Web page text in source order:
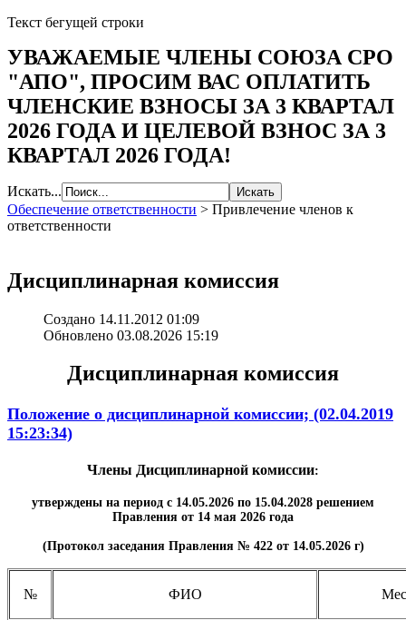
Текст бегущей строки
УВАЖАЕМЫЕ ЧЛЕНЫ СОЮЗА СРО
"АПО", ПРОСИМ ВАС ОПЛАТИТЬ
ЧЛЕНСКИЕ ВЗНОСЫ ЗА 3 КВАРТАЛ
2026 ГОДА И ЦЕЛЕВОЙ ВЗНОС ЗА 3
КВАРТАЛ 2026 ГОДА!
Искать...
Обеспечение ответственности > Привлечение членов к
ответственности
Дисциплинарная комиссия
Создано 14.11.2012 01:09
Обновлено 03.08.2026 15:19
Дисциплинарная комиссия
Положение о дисциплинарной комиссии; (02.04.2019
15:23:34)
Члены Дисциплинарной комиссии:
утверждены на период с 14.05.2026 по 15.04.2028 решением
Правления от 14 мая 2026 года
(Протокол заседания Правления № 422 от 14.05.2026 г)
№ ФИО